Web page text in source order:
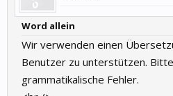
Word allein
Wir verwenden einen
Benutzer zu unterstützen.
grammatikalische Fehler.